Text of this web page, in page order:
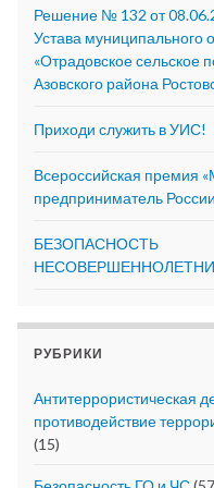
Решение № 132 от
Устава муниципального
«Отрадовское сельское
Азовского района
Приходи служить в УИС!
Всероссийская премия
предприниматель
БЕЗОПАСНОСТЬ
РУБРИКИ
Антитеррористическая
противодействие
(15)